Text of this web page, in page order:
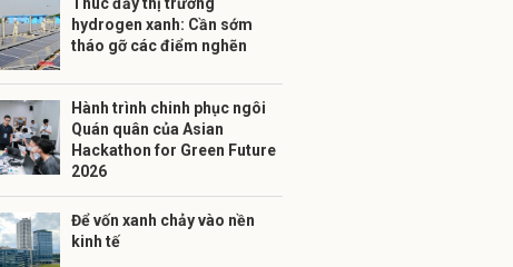
hydrogen xanh: Cần sớm
tháo gỡ các điểm nghẽn
Hành trình chinh phục ngôi
Quán quân của Asian
Hackathon for Green Future
2026
Để vốn xanh chảy vào nền
kinh tế